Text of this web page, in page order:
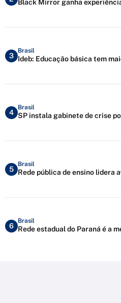
Black Mirror ganha
3
Brasil
Ideb: Educação básica tem
4
Brasil
SP instala gabinete de crise
5
Brasil
Rede pública de ensino lidera
6
Brasil
Rede estadual do Paraná é a